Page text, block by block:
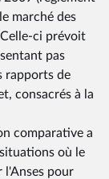
marché des
ci prévoit
pas
rapports de
consacrés à la
comparative a
où le
l'Anses pour